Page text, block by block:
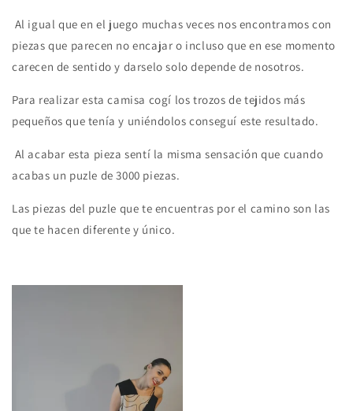
Al igual que en el juego muchas veces nos encontramos con
piezas que parecen no encajar o incluso que en ese momento
carecen de sentido y darselo solo depende de nosotros.
Para realizar esta camisa cogí los trozos de tejidos más
pequeños que tenía y uniéndolos conseguí este resultado.
Al acabar esta pieza sentí la misma sensación que cuando
acabas un puzle de 3000 piezas.
Las piezas del puzle que te encuentras por el camino son las
que te hacen diferente y único.